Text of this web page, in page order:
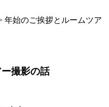
年始のご挨拶とルームツア
撮影の話